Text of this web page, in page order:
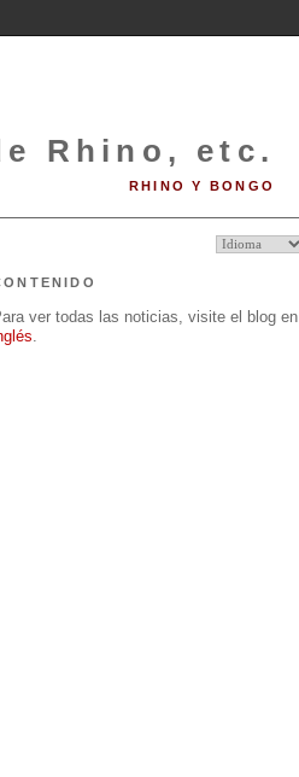
Rhino, etc.
RHINO Y BONGO
ver todas las noticias, visite el blog en